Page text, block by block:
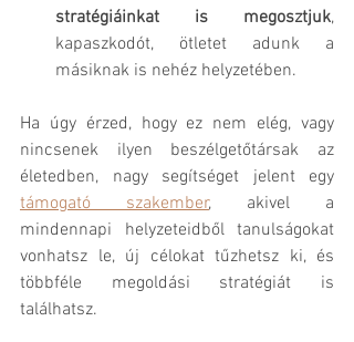
stratégiáinkat is megosztjuk,
kapaszkodót, ötletet adunk a
másiknak is nehéz helyzetében.
Ha úgy érzed, hogy ez nem elég, vagy
nincsenek ilyen beszélgetőtársak az
támogató szakember, akivel a
mindennapi helyzeteidből tanulságokat
vonhatsz le, új célokat tűzhetsz ki, és
többféle megoldási stratégiát is
találhatsz.